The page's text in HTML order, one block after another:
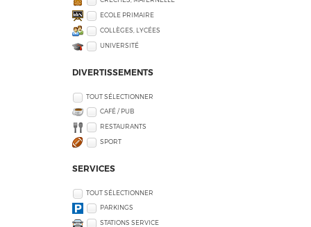
ECOLE PRIMAIRE
COLLÈGES, LYCÉES
UNIVERSITÉ
DIVERTISSEMENTS
TOUT SÉLECTIONNER
CAFÉ / PUB
RESTAURANTS
SPORT
SERVICES
TOUT SÉLECTIONNER
PARKINGS
STATIONS SERVICE